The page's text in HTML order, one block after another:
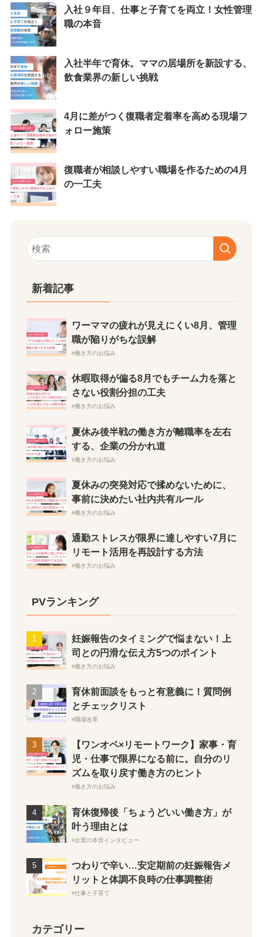
入社９年目、仕事と子育てを両立！女性管理
職の本音
入社半年で育休。ママの居場所を新設する、
飲食業界の新しい挑戦
4月に差がつく復職者定着率を高める現場フ
ォロー施策
復職者が相談しやすい職場を作るための4月
の一工夫
新着記事
ワーママの疲れが見えにくい8月、管理
職が陥りがちな誤解
働き方のお悩み
休暇取得が偏る8月でもチーム力を落と
さない役割分担の工夫
働き方のお悩み
夏休み後半戦の働き方が離職率を左右
する、企業の分かれ道
働き方のお悩み
夏休みの突発対応で揉めないために、
事前に決めたい社内共有ルール
働き方のお悩み
通勤ストレスが限界に達しやすい7月に
リモート活用を再設計する方法
働き方のお悩み
PVランキング
妊娠報告のタイミングで悩まない！上
司との円滑な伝え方5つのポイント
働き方のお悩み
育休前面談をもっと有意義に！質問例
とチェックリスト
職場改革
【ワンオペ×リモートワーク】家事・育
児・仕事で限界になる前に。自分のリ
ズムを取り戻す働き方のヒント
働き方のお悩み
育休復帰後「ちょうどいい働き方」が
叶う理由とは
企業の本音インタビュー
つわりで辛い…安定期前の妊娠報告メ
リットと体調不良時の仕事調整術
仕事と子育て
カテゴリー